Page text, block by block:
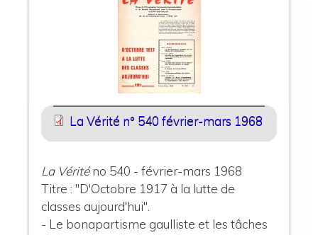
La Vérité n° 540 février-mars 1968
La Vériténo 540 - février-mars 1968
Titre : "D'Octobre 1917 à la lutte de
classes aujourd'hui".
- Le bonapartisme gaulliste et les tâches